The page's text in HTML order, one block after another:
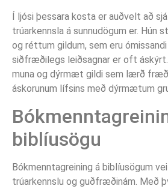
Í ljósi þessara kosta er auðvelt að
trúarkennsla á sunnudögum er. Hún
og réttum gildum, sem eru
siðfræðilegs leiðsagnar er oft
muna og dýrmæt gildi sem lærð
áskorunum lífsins með dýrmætum
biblíusögu
Bókmenntagreining á biblíusögum
trúarkennslu og guðfræðinám. Með